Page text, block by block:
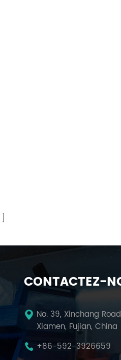
CONTACTEZ-
No. 39, Xinchang
Xiamen, Fujian, China
+86-592-3926659